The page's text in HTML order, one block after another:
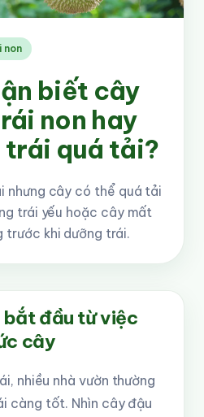
non
biết cây
non hay
trái quá tải?
nhưng cây có thể quá tải
trái yếu hoặc cây mất
trước khi dưỡng trái.
bắt đầu từ việc
cây
nhiều nhà vườn thường
càng tốt. Nhìn cây đậu